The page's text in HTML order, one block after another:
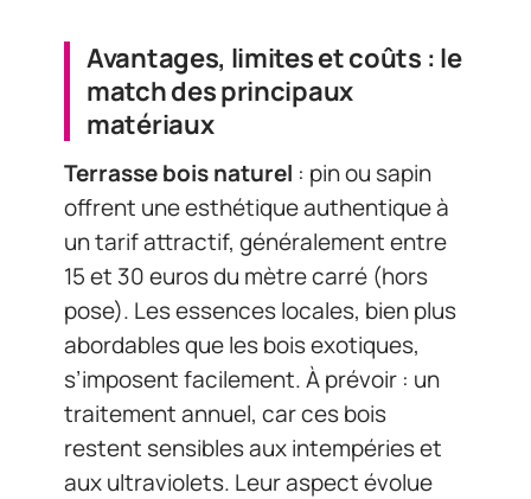
Avantages, limites et coûts : le
match des principaux
matériaux
Terrasse bois naturel : pin ou sapin
offrent une esthétique authentique à
un tarif attractif, généralement entre
15 et 30 euros du mètre carré (hors
pose). Les essences locales, bien plus
abordables que les bois exotiques,
s’imposent facilement. À prévoir : un
traitement annuel, car ces bois
restent sensibles aux intempéries et
aux ultraviolets. Leur aspect évolue